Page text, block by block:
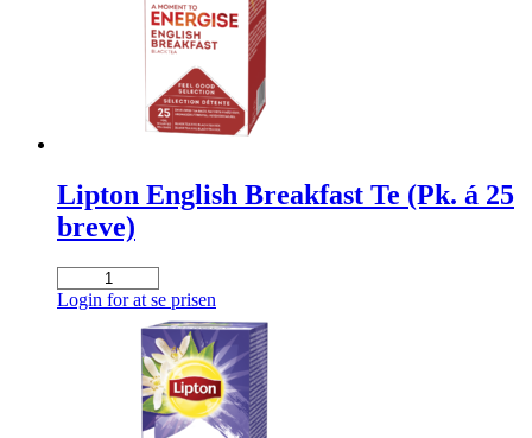
Lipton English Breakfast Te (Pk. á 25
breve)
English
Login for at se prisen